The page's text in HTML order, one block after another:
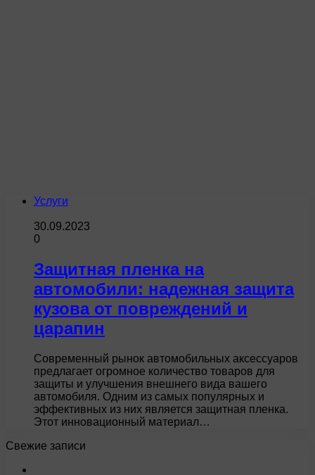
Услуги
30.09.2023
0
Защитная пленка на
автомобили: надежная защита
кузова от повреждений и
царапин
Современный рынок автомобильных аксессуаров
предлагает огромное количество товаров для
защиты и улучшения внешнего вида вашего
автомобиля. Одним из самых популярных и
эффективных из них является защитная пленка.
Этот инновационный материал…
Свежие записи